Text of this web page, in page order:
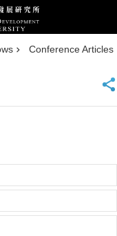
Conference Articles